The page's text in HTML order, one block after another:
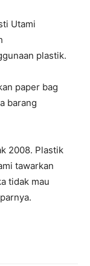
Utami
plastik.
paper bag
barang
2008. Plastik
tawarkan
tidak mau